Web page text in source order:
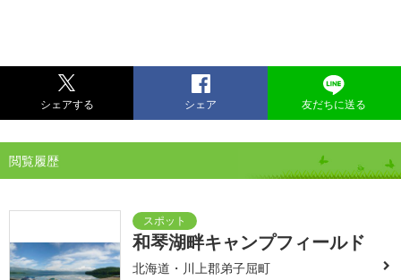
シェアする シェア 友だちに送る
閲覧履歴
和琴湖畔キャンプフィールド
北海道・川上郡弟子屈町